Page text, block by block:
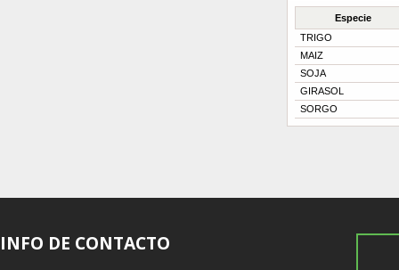
Especie
TRIGO
MAIZ
SOJA
GIRASOL
SORGO
INFO DE CONTACTO